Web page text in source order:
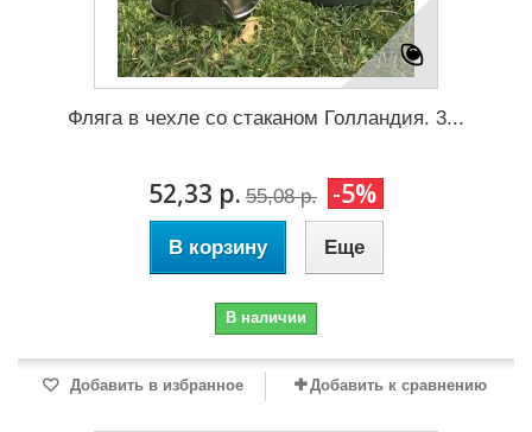
Фляга в чехле со стаканом Голландия. 3...
52,33 р. 55,08 р. -5%
В корзину Еще
В наличии
Добавить в избранное Добавить к сравнению